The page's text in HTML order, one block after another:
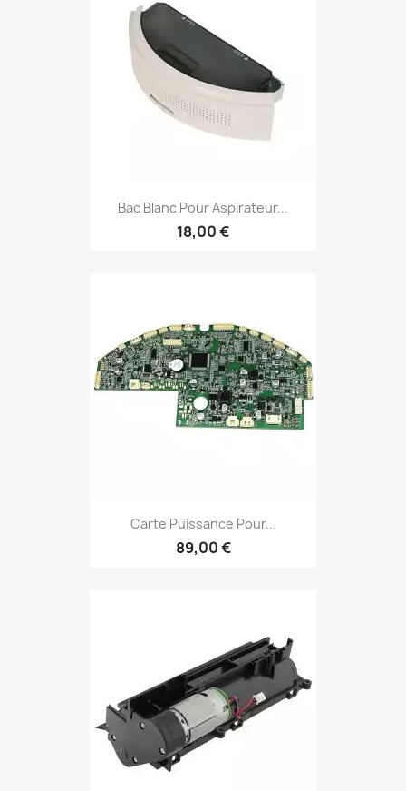
Bac Blanc Pour Aspirateur...
18,00 €
Carte Puissance Pour...
89,00 €